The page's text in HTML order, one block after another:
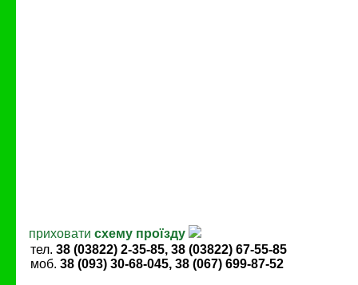
приховати схему проїзду
тел. 38 (03822) 2-35-85, 38 (03822) 67-55-85
моб. 38 (093) 30-68-045, 38 (067) 699-87-52